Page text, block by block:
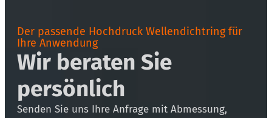
Der passende Hochdruck Wellendichtring für
Ihre Anwendung
Wir beraten Sie
persönlich
Senden Sie uns Ihre Anfrage mit Abmessung,